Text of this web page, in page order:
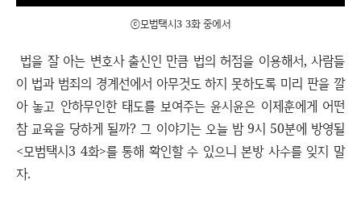
ⓒ모범택시3 3화 중에서
법을 잘 아는 변호사 출신인 만큼 법의 허점을 이용해서, 사람들
이 법과 범죄의 경계선에서 아무것도 하지 못하도록 미리 판을 깔
아 놓고 안하무인한 태도를 보여주는 윤시윤은 이제훈에게 어떤
참 교육을 당하게 될까? 그 이야기는 오늘 밤 9시 50분에 방영될
<모범택시3 4화>를 통해 확인할 수 있으니 본방 사수를 잊지 말
자.